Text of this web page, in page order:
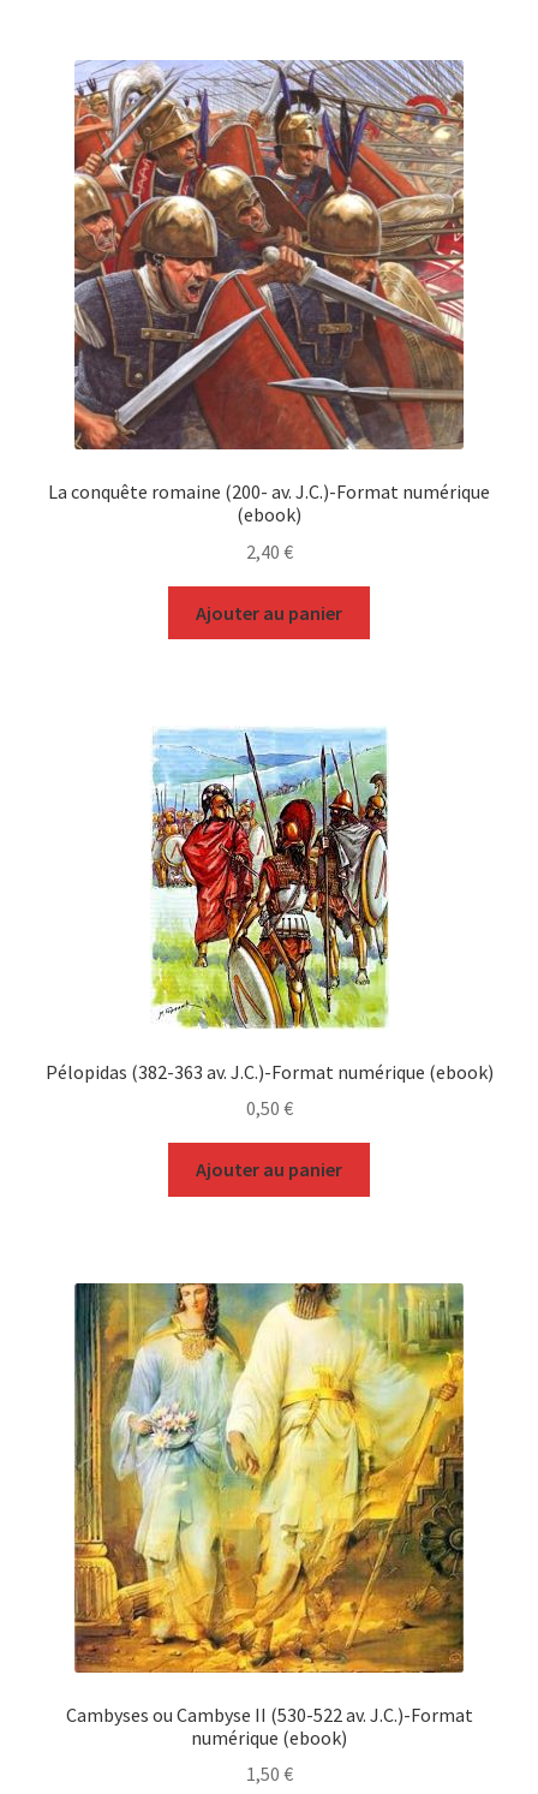
La conquête romaine (200- av. J.C.)-Format numérique
(ebook)
2,40 €
Ajouter au panier
Pélopidas (382-363 av. J.C.)-Format numérique (ebook)
0,50 €
Ajouter au panier
Cambyses ou Cambyse II (530-522 av. J.C.)-Format
numérique (ebook)
1,50 €